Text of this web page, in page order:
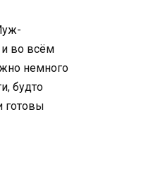
и во всём
немного
будто
готовы